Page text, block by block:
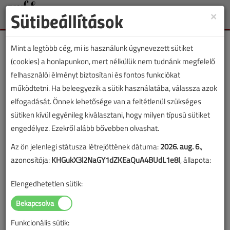
Toggle
Ki lehet a felelős a hibáért?
2019. július 11. | Erdősi Csaba | 3626 |
×
Sütibeállítások
Mint a legtöbb cég, mi is használunk úgynevezett sütiket
(cookies) a honlapunkon, mert nélkülük nem tudnánk megfelelő
felhasználói élményt biztosítani és fontos funkciókat
működtetni. Ha beleegyezik a sütik használatába, válassza azok
elfogadását. Önnek lehetősége van a feltétlenül szükséges
sütiken kívül egyénileg kiválasztani, hogy milyen típusú sütiket
engedélyez. Ezekről alább bővebben olvashat.
Az ön jelenlegi státusza létrejöttének dátuma:2026. aug. 6.,
azonosítója:KHGukX3l2NaGY1dZKEaQuA4BUdL1e8I, állapota:
Elengedhetetlen sütik:
Funkcionális sütik: